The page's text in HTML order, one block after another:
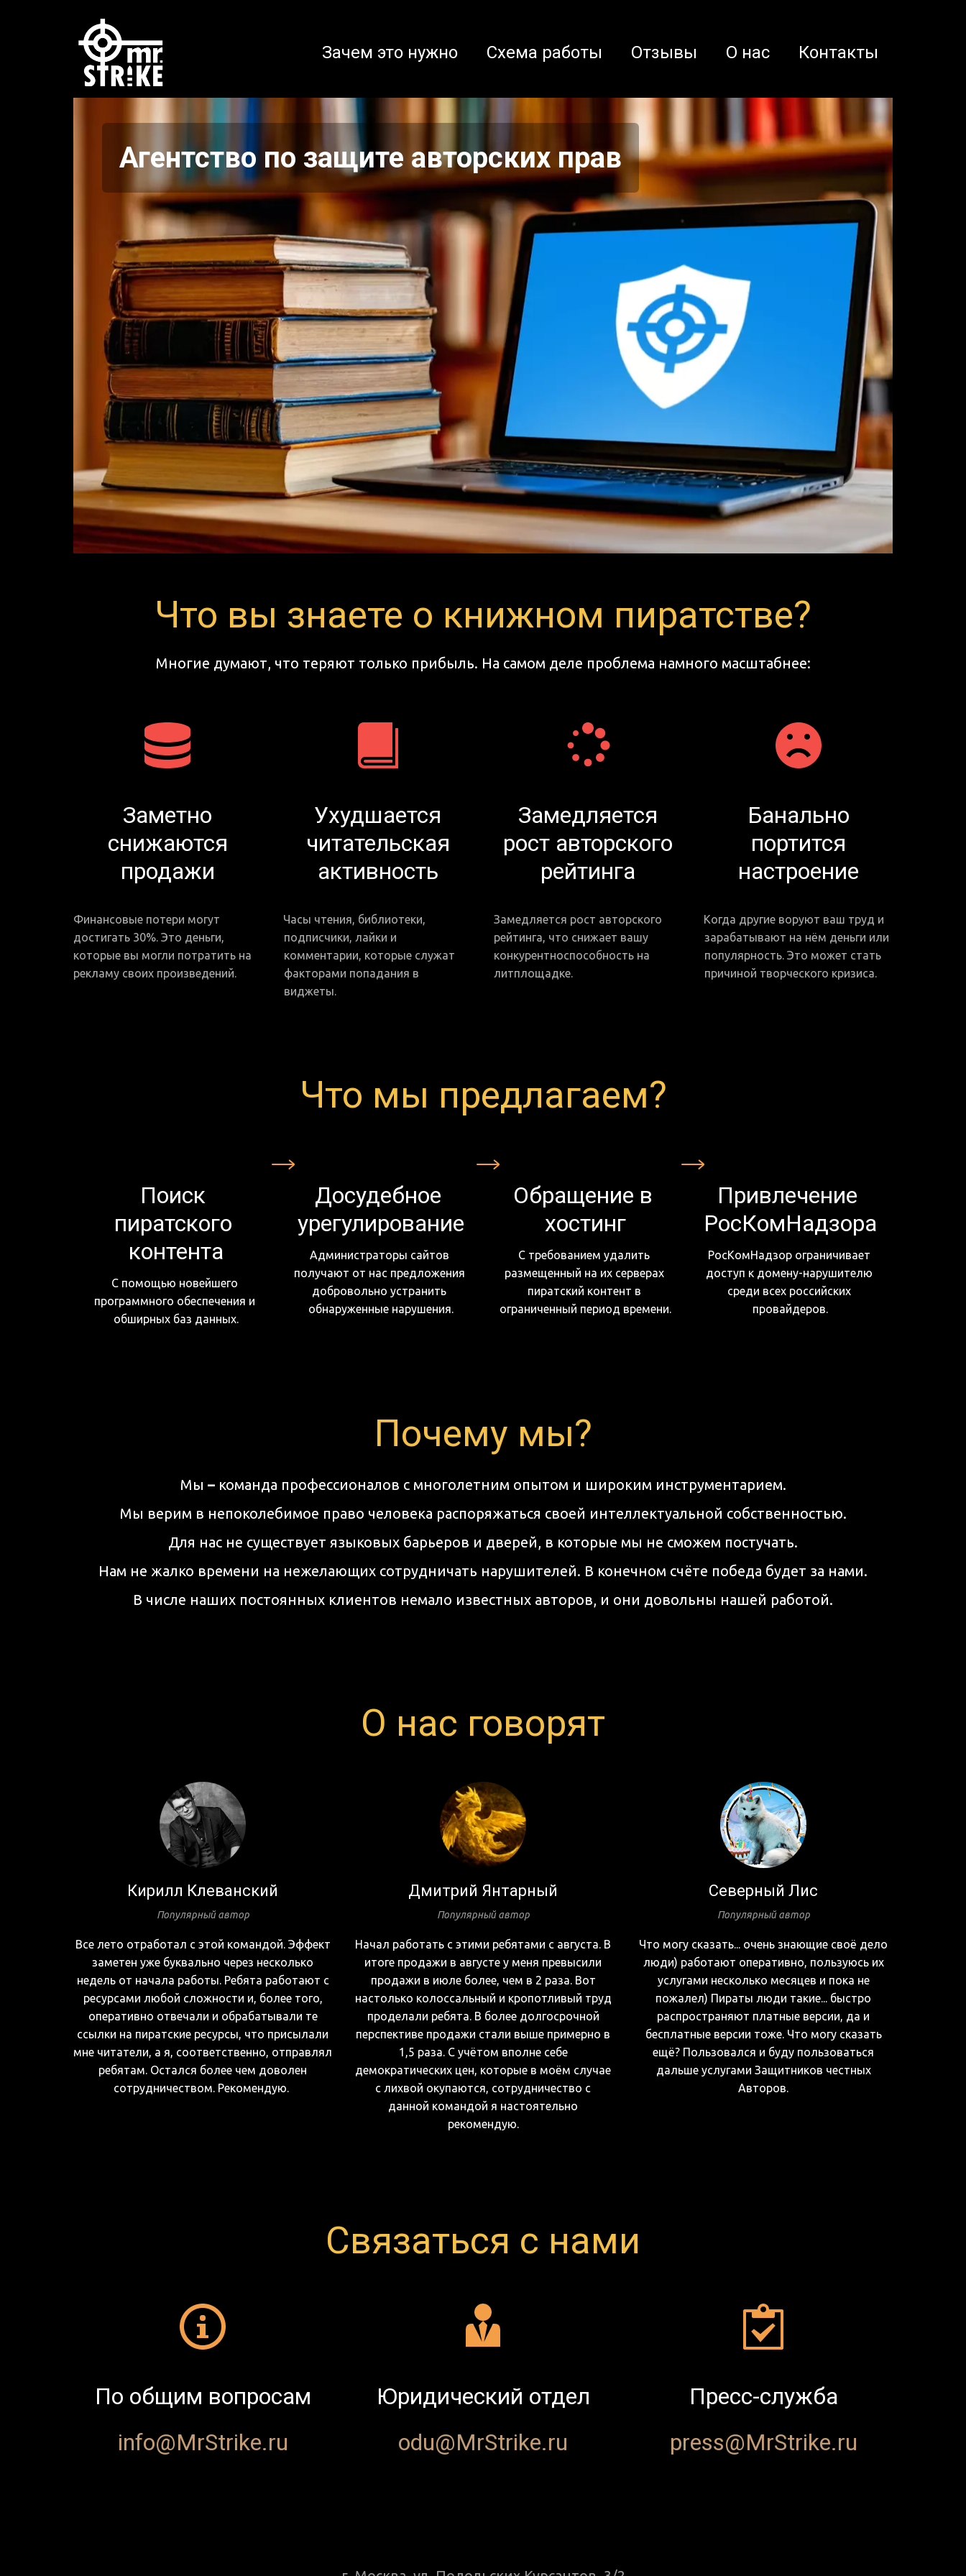
Зачем это нужно Схема работы Отзывы О нас Контакты
Агентство по защите авторских прав
Что вы знаете о книжном пиратстве?
Многие думают, что теряют только прибыль. На самом деле проблема намного масштабнее:
Заметно
снижаются
продажи
Финансовые потери могут
достигать 30%. Это деньги,
которые вы могли потратить на
рекламу своих произведений.
Ухудшается
читательская
активность
Часы чтения, библиотеки,
подписчики, лайки и
комментарии, которые служат
факторами попадания в
виджеты.
Замедляется
рост авторского
рейтинга
Замедляется рост авторского
рейтинга, что снижает вашу
конкурентноспособность на
литплощадке.
Банально
портится
настроение
Когда другие воруют ваш труд и
зарабатывают на нём деньги или
популярность. Это может стать
причиной творческого кризиса.
Что мы предлагаем?
Поиск
пиратского
контента
С помощью новейшего
программного обеспечения и
обширных баз данных.
Досудебное
урегулирование
Администраторы сайтов
получают от нас предложения
добровольно устранить
обнаруженные нарушения.
Обращение в
хостинг
С требованием удалить
размещенный на их серверах
пиратский контент в
ограниченный период времени.
Привлечение
РосКомНадзора
РосКомНадзор ограничивает
доступ к домену-нарушителю
среди всех российских
провайдеров.
Почему мы?
Мы – команда профессионалов с многолетним опытом и широким инструментарием.
Мы верим в непоколебимое право человека распоряжаться своей интеллектуальной собственностью.
Для нас не существует языковых барьеров и дверей, в которые мы не сможем постучать.
Нам не жалко времени на нежелающих сотрудничать нарушителей. В конечном счёте победа будет за нами.
В числе наших постоянных клиентов немало известных авторов, и они довольны нашей работой.
О нас говорят
Кирилл Клеванский
Популярный автор
Все лето отработал с этой командой. Эффект
заметен уже буквально через несколько
недель от начала работы. Ребята работают с
ресурсами любой сложности и, более того,
оперативно отвечали и обрабатывали те
ссылки на пиратские ресурсы, что присылали
мне читатели, а я, соответственно, отправлял
ребятам. Остался более чем доволен
сотрудничеством. Рекомендую.
Дмитрий Янтарный
Популярный автор
Начал работать с этими ребятами с августа. В
итоге продажи в августе у меня превысили
продажи в июле более, чем в 2 раза. Вот
настолько колоссальный и кропотливый труд
проделали ребята. В более долгосрочной
перспективе продажи стали выше примерно в
1,5 раза. С учётом вполне себе
демократических цен, которые в моём случае
с лихвой окупаются, сотрудничество с
данной командой я настоятельно
рекомендую.
Северный Лис
Популярный автор
Что могу сказать... очень знающие своё дело
люди) работают оперативно, пользуюсь их
услугами несколько месяцев и пока не
пожалел) Пираты люди такие... быстро
распространяют платные версии, да и
бесплатные версии тоже. Что могу сказать
ещё? Пользовался и буду пользоваться
дальше услугами Защитников честных
Авторов.
Связаться с нами
По общим вопросам
info@MrStrike.ru
Юридический отдел
odu@MrStrike.ru
Пресс-служба
press@MrStrike.ru